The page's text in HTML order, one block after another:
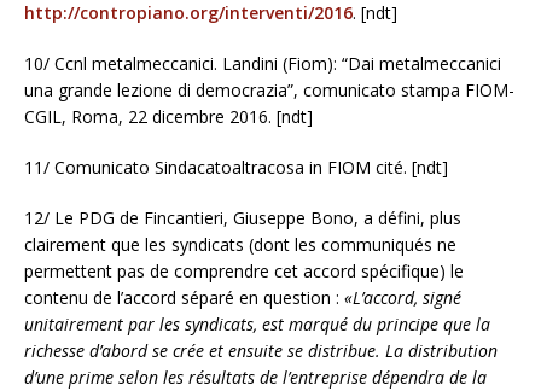
http://contropiano.org/interventi/2016. [ndt]
10/ Ccnl metalmeccanici. Landini (Fiom): “Dai metalmeccanici
una grande lezione di democrazia”, comunicato stampa FIOM-
CGIL, Roma, 22 dicembre 2016. [ndt]
11/ Comunicato Sindacatoaltracosa in FIOM cité. [ndt]
12/ Le PDG de Fincantieri, Giuseppe Bono, a défini, plus
clairement que les syndicats (dont les communiqués ne
permettent pas de comprendre cet accord spécifique) le
contenu de l’accord séparé en question : «L’accord, signé
unitairement par les syndicats, est marqué du principe que la
richesse d’abord se crée et ensuite se distribue. La distribution
d’une prime selon les résultats de l’entreprise dépendra de la